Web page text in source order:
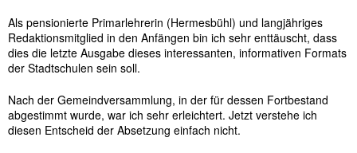
e
l
w
ö
t
e
r
Als pensionierte Primarlehrerin (Hermesbühl) und langjähriges
Redaktionsmitglied in den Anfängen bin ich sehr enttäuscht, dass
dies die letzte Ausgabe dieses interessanten, informativen Formats
der Stadtschulen sein soll.
Nach der Gemeindversammlung, in der für dessen Fortbestand
abgestimmt wurde, war ich sehr erleichtert. Jetzt verstehe ich
diesen Entscheid der Absetzung einfach nicht.